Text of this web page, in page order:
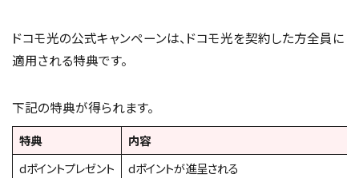
ドコモ光の公式キャンペーンは、ドコモ光を契約した方全員に
適用される特典です。
下記の特典が得られます。
特典
内容
dポイントプレゼント
dポイントが進呈される